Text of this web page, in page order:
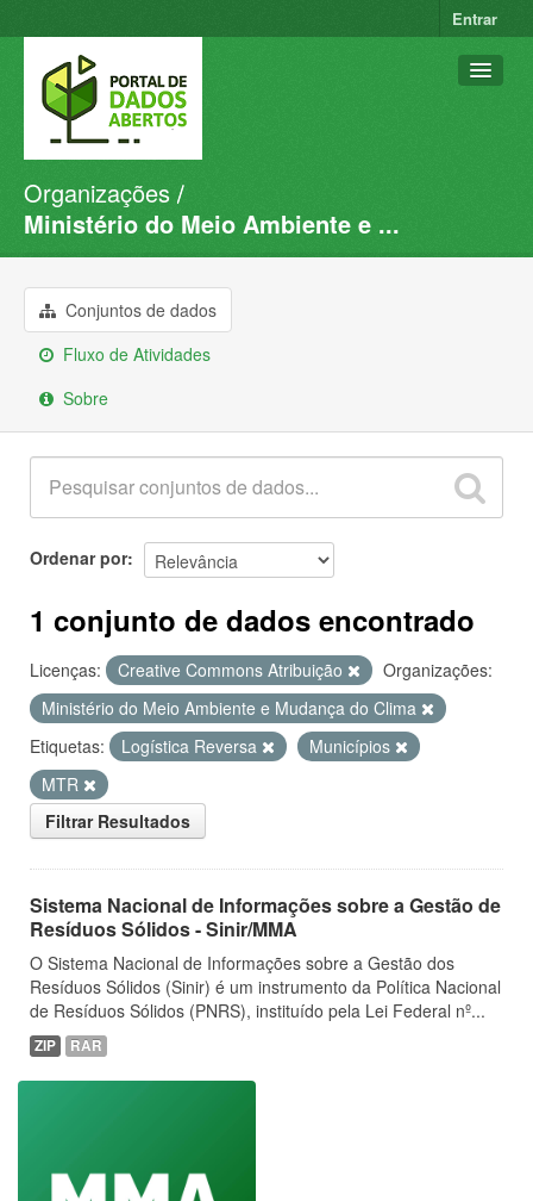
Entrar
Conjuntos de dados
Organizações
Sobre
Organizações
Ministério do Meio Ambiente e ...
Conjuntos de dados
Fluxo de Atividades
Sobre
Ordenar por
1 conjunto de dados encontrado
Licenças: Creative Commons Atribuição
Organizações:
Ministério do Meio Ambiente e Mudança do Clima
Etiquetas:
Logística Reversa
Municípios
MTR
Filtrar Resultados
Sistema Nacional de Informações sobre a Gestão de
Resíduos Sólidos - Sinir/MMA
O Sistema Nacional de Informações sobre a Gestão dos
Resíduos Sólidos (Sinir) é um instrumento da Política Nacional
de Resíduos Sólidos (PNRS), instituído pela Lei Federal nº...
ZIP RAR